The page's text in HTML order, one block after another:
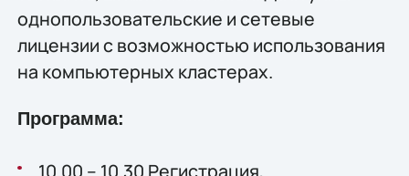
однопользовательские и сетевые
лицензии с возможностью использования
на компьютерных кластерах.
Программа:
10.00 – 10.30 Регистрация,